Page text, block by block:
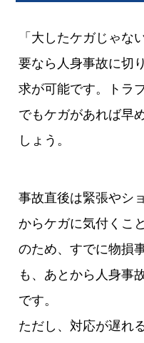
「大したケガじゃな
要なら人身事故に切
求が可能です。トラ
でもケガがあれば早
しょう。
事故直後は緊張やシ
からケガに気付くこ
のため、すでに物損
も、あとから人身事
です。
ただし、対応が遅れ